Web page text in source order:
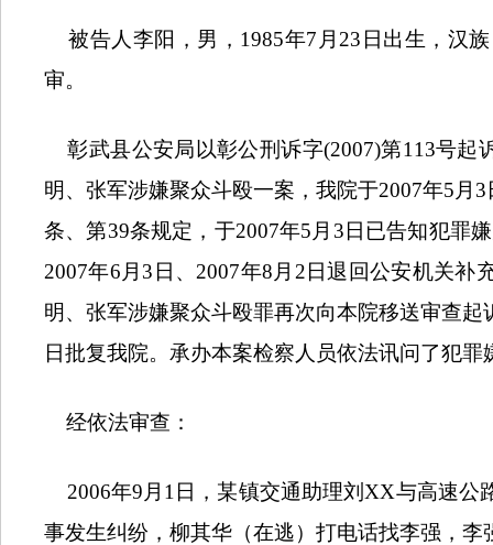
被告人李阳，男， 1985年7 月 23 日出生，汉
审。
彰武县公安局以彰公刑诉字(2007)第113号起
明、张军涉嫌聚众斗殴一案，我院于2007年5 月 3
条、第39条规定，于2007年5 月 3 日已告知犯罪
2007年6 月 3 日、 2007年8 月 2 日退回公安机关补
明、张军涉嫌聚众斗殴罪再次向本院移送审查起
日批复我院。承办本案检察人员依法讯问了犯
经依法审查：
2006年9 月 1 日，某镇交通助理刘 XX与高速公
事发生纠纷，柳其华（在逃）打电话找李强，